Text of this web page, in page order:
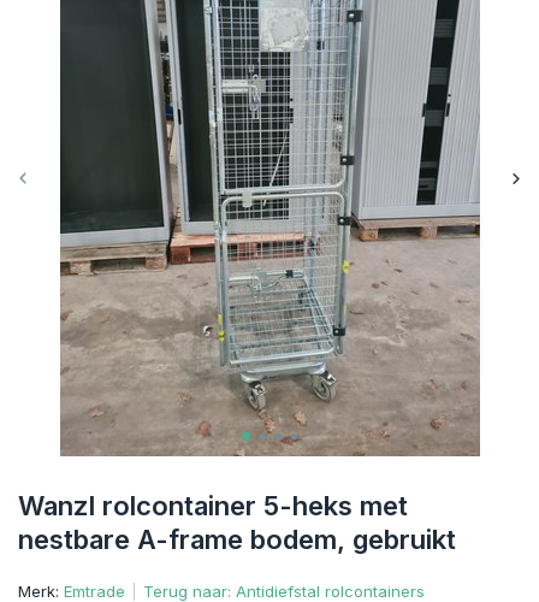
Wanzl rolcontainer 5-heks met
nestbare A-frame bodem, gebruikt
Merk: Emtrade Terug naar: Antidiefstal rolcontainers